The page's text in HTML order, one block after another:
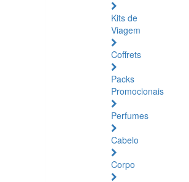
Kits de
Viagem
Coffrets
Packs
Promocionais
Perfumes
Cabelo
Corpo